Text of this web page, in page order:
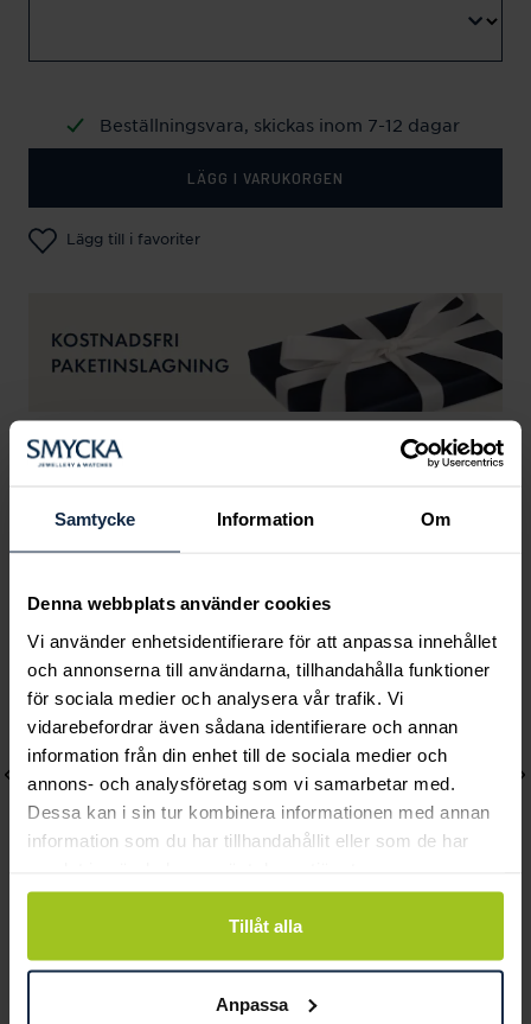
Samtycke Information Om
Denna webbplats använder cookies
Vi använder enhetsidentifierare för att anpassa innehållet
och annonserna till användarna, tillhandahålla funktioner
för sociala medier och analysera vår trafik. Vi
vidarebefordrar även sådana identifierare och annan
information från din enhet till de sociala medier och
annons- och analysföretag som vi samarbetar med.
Dessa kan i sin tur kombinera informationen med annan
information som du har tillhandahållit eller som de har
Tillåt alla
Anpassa
Beställningsvara, skickas inom 7-12 dagar
LÄGG I VARUKORGEN
Lägg till i favoriter
SPECIFIKATIONER
Emily pearl bracelet -
Mockberg
Royal Watch 28 mm
Pris
2 399 kr